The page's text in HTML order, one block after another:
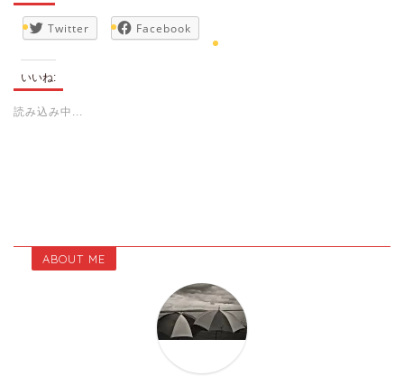
Twitter Facebook
いいね:
読み込み中...
ABOUT ME